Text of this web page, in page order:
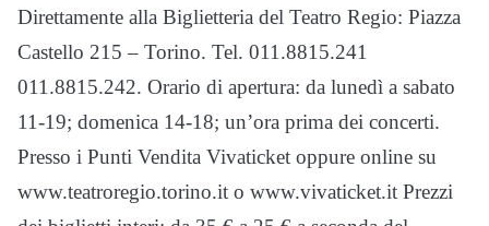
Direttamente alla Biglietteria del Teatro Regio: Piazza
Castello 215 – Torino. Tel. 011.8815.241
011.8815.242. Orario di apertura: da lunedì a sabato
11-19; domenica 14-18; un’ora prima dei concerti.
Presso i Punti Vendita Vivaticket oppure online su
www.teatroregio.torino.it o www.vivaticket.it Prezzi